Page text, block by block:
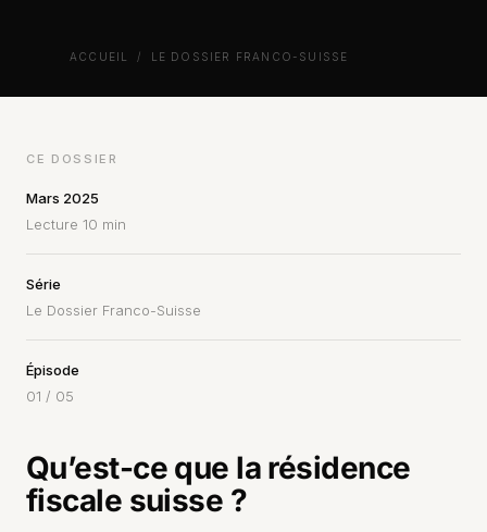
ACCUEIL / LE DOSSIER FRANCO-SUISSE
CE DOSSIER
Mars 2025
Lecture 10 min
Série
Le Dossier Franco-Suisse
Épisode
01 / 05
Qu’est-ce que la résidence
fiscale suisse ?